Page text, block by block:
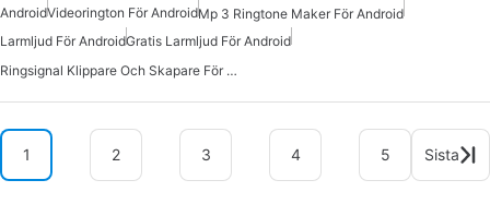
AndroidVideorington För AndroidMp 3 Ringtone Maker För Android
Larmljud För AndroidGratis Larmljud För Android
Ringsignal Klippare Och Skapare För Android
1 2 3 4 5 Sista